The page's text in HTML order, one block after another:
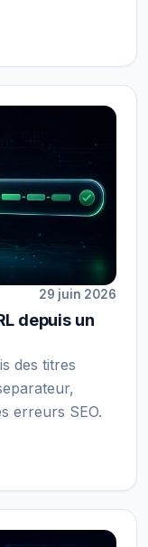
29 juin 2026
depuis un
des titres
erreurs SEO.